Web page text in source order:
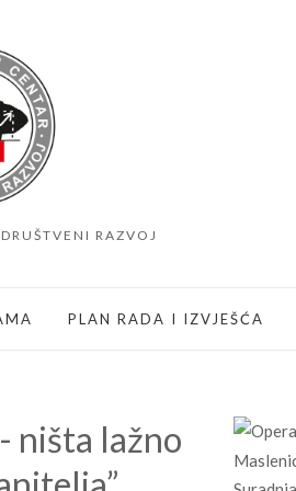
RAZVOJ
PLAN RADA I IZVJEŠĆA
ništa lažno